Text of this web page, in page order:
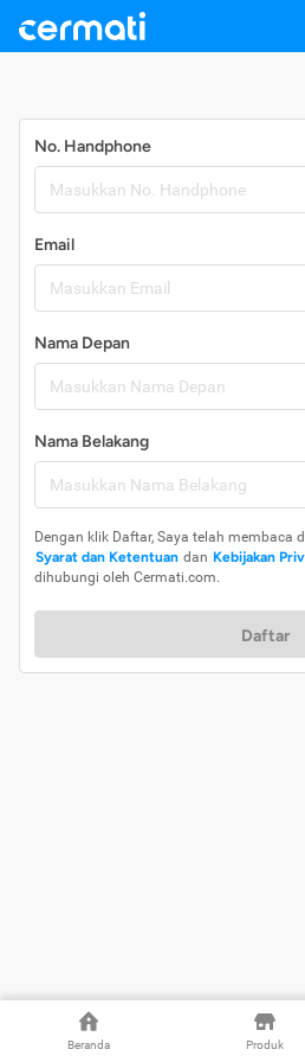
Beranda Produk
No. Handphone
Email
Nama Depan
Nama Belakang
Dengan klik Daftar, Saya telah membaca
Syarat dan Ketentuan dan Kebijakan
dihubungi oleh Cermati.com.
Daftar